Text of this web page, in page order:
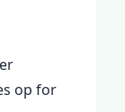
op for